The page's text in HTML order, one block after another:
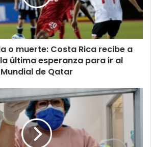
o muerte: Costa Rica recibe a
última esperanza para ir al
Mundial de Qatar